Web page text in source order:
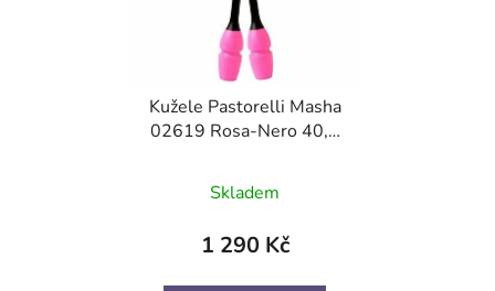
Kužele Pastorelli Masha
02619 Rosa-Nero 40,5
Skladem
1 290 Kč